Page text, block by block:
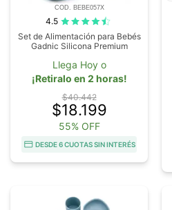
COD. BEBE057X
4.5
Set de Alimentación para Bebés
Gadnic Silicona Premium
Llega Hoy o
¡Retiralo en 2 horas!
$40.442
$18.199
55% OFF
DESDE 6 CUOTAS SIN INTERÉS